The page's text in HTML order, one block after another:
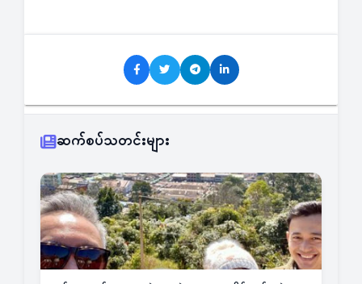
ဆက်စပ်သတင်းများ